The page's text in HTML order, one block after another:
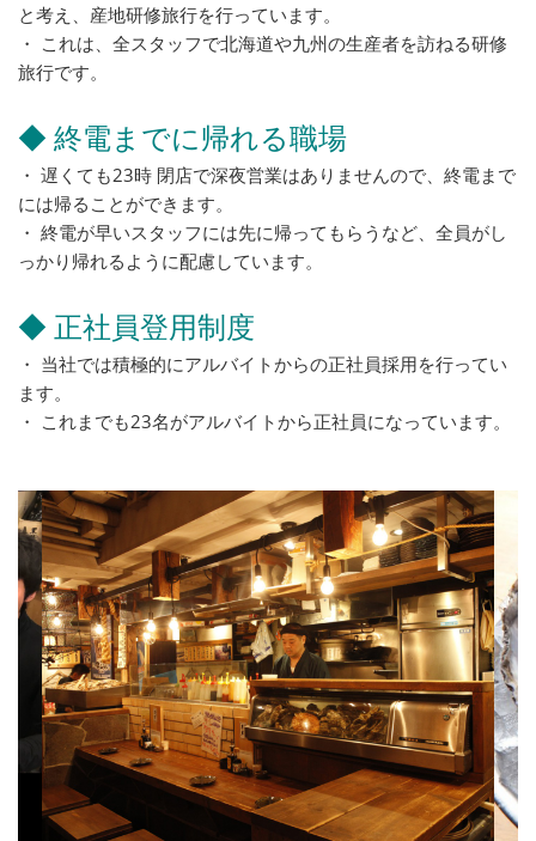
と考え、産地研修旅行を行っています。
・ これは、全スタッフで北海道や九州の生産者を訪ねる研修
旅行です。
◆ 終電までに帰れる職場
・ 遅くても23時 閉店で深夜営業はありませんので、終電まで
には帰ることができます。
・ 終電が早いスタッフには先に帰ってもらうなど、全員がし
っかり帰れるように配慮しています。
◆ 正社員登用制度
・ 当社では積極的にアルバイトからの正社員採用を行ってい
ます。
・ これまでも23名がアルバイトから正社員になっています。